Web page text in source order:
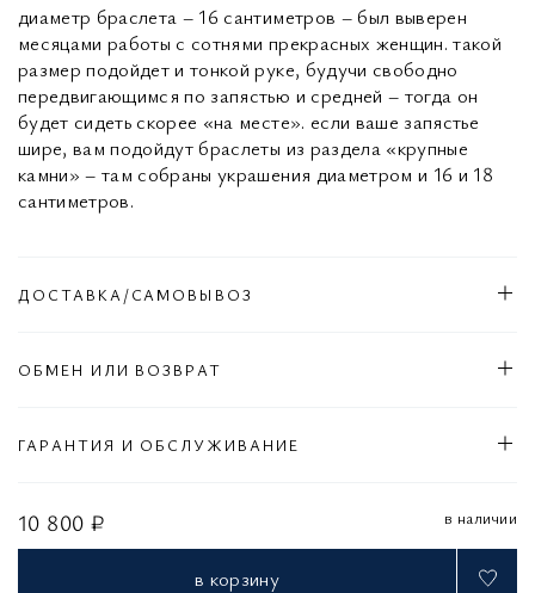
10 800 ₽ в наличии
в корзину
диаметр браслета – 16 сантиметров – был выверен
месяцами работы с сотнями прекрасных женщин. такой
размер подойдет и тонкой руке, будучи свободно
передвигающимся по запястью и средней – тогда он
будет сидеть скорее «на месте». если ваше запястье
шире, вам подойдут браслеты из раздела «крупные
камни» – там собраны украшения диаметром и 16 и 18
сантиметров.
ДОСТАВКА/САМОВЫВОЗ
ОБМЕН ИЛИ ВОЗВРАТ
ГАРАНТИЯ И ОБСЛУЖИВАНИЕ